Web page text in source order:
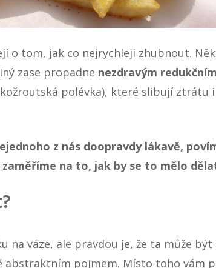
o tom, jak co nejrychleji zhubnout.
zase propadne nezdravým
polévka), které slibují ztrátu
z nás doopravdy lákavě,
na to, jak by se to mělo
na váze, ale pravdou je, že ta může
abstraktním pojmem. Místo toho vám